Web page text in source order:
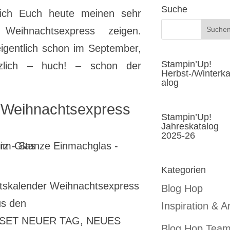
Euch heute meinen sehr
zeigen.
schon im September,
– huch! – schon der
Weihnachtsexpress
den
NEUER TAG, NEUES
Suche
Stampin’Up!
Herbst-/
alog
Stampin’Up!
Jahreskatalog
2025-26
Kategorien
Blog Hop
Inspiration &